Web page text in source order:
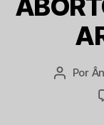
Autor
Por